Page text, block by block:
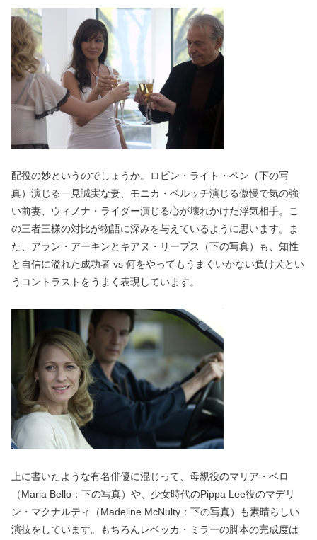
配役の妙というのでしょうか。ロビン・ライト・ペン（下の写
真）演じる一見誠実な妻、モニカ・ベルッチ演じる傲慢で気の強
い前妻、ウィノナ・ライダー演じる心が壊れかけた浮気相手。こ
の三者三様の対比が物語に深みを与えているように思います。ま
た、アラン・アーキンとキアヌ・リーブス（下の写真）も、知性
と自信に溢れた成功者 vs 何をやってもうまくいかない負け犬とい
うコントラストをうまく表現しています。
上に書いたような有名俳優に混じって、母親役のマリア・ベロ
（Maria Bello：下の写真）や、少女時代のPippa Lee役のマデリ
ン・マクナルティ（Madeline McNulty：下の写真）も素晴らしい
演技をしています。もちろんレベッカ・ミラーの脚本の完成度は